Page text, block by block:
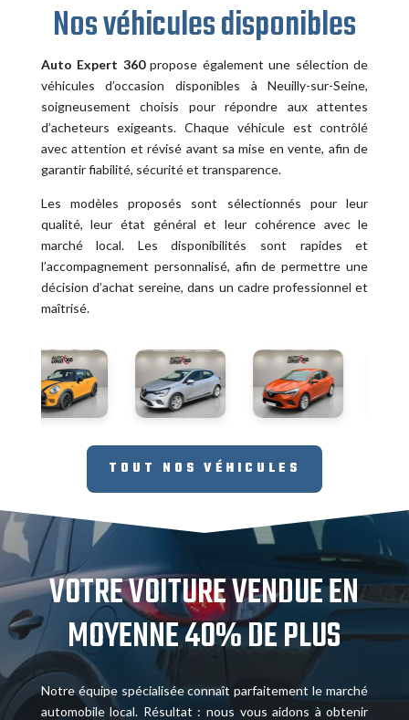
Nos véhicules disponibles
Auto Expert 360propose également une sélection de
véhicules d’occasion disponibles à Neuilly-sur-Seine,
soigneusement choisis pour répondre aux attentes
d’acheteurs exigeants. Chaque véhicule est contrôlé
avec attention et révisé avant sa mise en vente, afin de
garantir fiabilité, sécurité et transparence.
Les modèles proposés sont sélectionnés pour leur
qualité, leur état général et leur cohérence avec le
marché local. Les disponibilités sont rapides et
l’accompagnement personnalisé, afin de permettre une
décision d’achat sereine, dans un cadre professionnel et
maîtrisé.
TOUT NOS VÉHICULES
VOTRE VOITURE VENDUE EN
MOYENNE 40% DE PLUS
Notre équipe spécialisée connaît parfaitement le marché
automobile local. Résultat : nous vous aidons à obtenir